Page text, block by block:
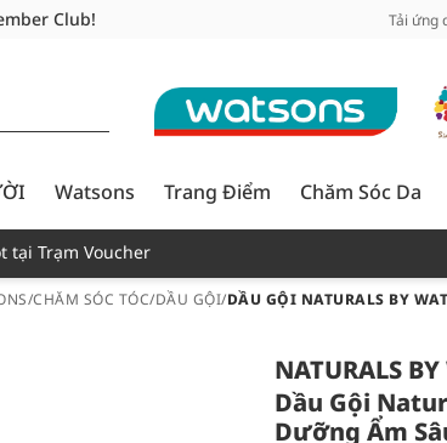
Club!
hàng từ 249,000Đ
dụng khu vực TP. Hồ Chí Minh Tải ứng
Watsons Trang Điểm Chăm Sóc Da
tại Trạm Voucher
/CHĂM SÓC TÓC/DẦU GỘI/DẦU GỘI NATURALS BY
NATURALS
Dầu Gội
Dưỡng Ẩm